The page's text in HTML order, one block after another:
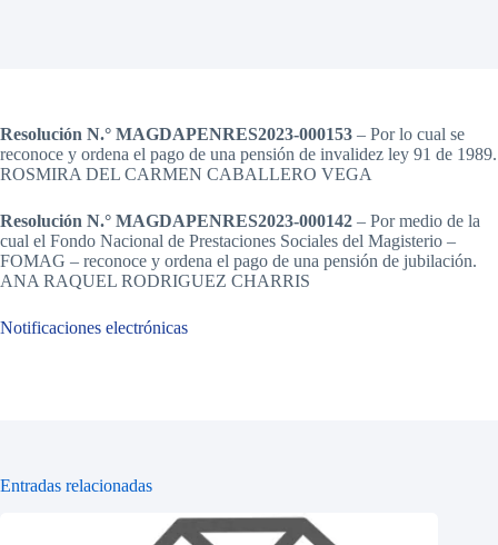
Resolución N.° MAGDAPENRES2023-000153 – Por lo cual se
reconoce y ordena el pago de una pensión de invalidez ley 91 de 1989.
ROSMIRA DEL CARMEN CABALLERO VEGA
Resolución N.° MAGDAPENRES2023-000142 – Por medio de la
cual el Fondo Nacional de Prestaciones Sociales del Magisterio –
FOMAG – reconoce y ordena el pago de una pensión de jubilación.
ANA RAQUEL RODRIGUEZ CHARRIS
Notificaciones electrónicas
Entradas relacionadas